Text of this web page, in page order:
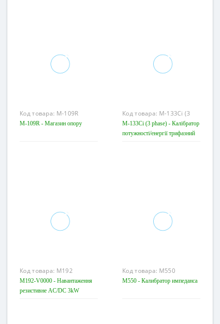
Код товара: M-109R
M-109R - Магазин опору
Код товара: M-133Ci (3
phase)
M-133Ci (3 phase) - Калібратор
потужності/енергії трифазний
Код товара: M192
M192-V0000 - Навантаження
резистивне AC/DC 3kW
Код товара: M550
M550 - Калибратор импеданса